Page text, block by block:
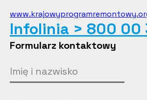
Infolinia > 800 00
Formularz kontaktowy